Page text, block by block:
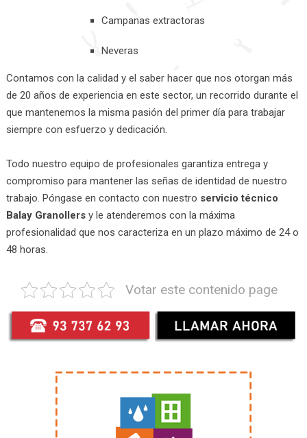
Campanas extractoras
Neveras
Contamos con la calidad y el saber hacer que nos otorgan más
de 20 años de experiencia en este sector, un recorrido durante el
que mantenemos la misma pasión del primer día para trabajar
siempre con esfuerzo y dedicación.
Todo nuestro equipo de profesionales garantiza entrega y
compromiso para mantener las señas de identidad de nuestro
trabajo. Póngase en contacto con nuestro servicio técnico
Balay Granollersy le atenderemos con la máxima
profesionalidad que nos caracteriza en un plazo máximo de 24 o
48 horas.
Votar este contenido page